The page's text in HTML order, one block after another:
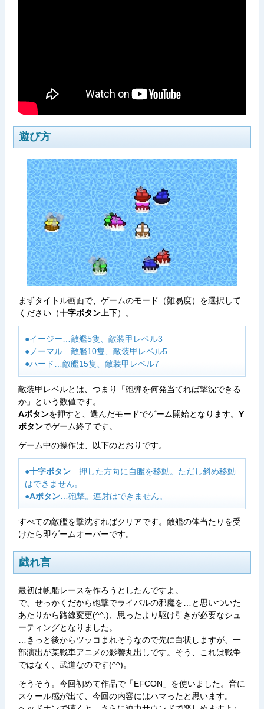
遊び方
まずタイトル画面で、ゲームのモード（難易度）を選択して
ください（十字ボタン上下）。
●イージー…敵艦5隻、敵装甲レベル3
●ノーマル…敵艦10隻、敵装甲レベル5
●ハード…敵艦15隻、敵装甲レベル7
敵装甲レベルとは、つまり「砲弾を何発当てれば撃沈できる
か」という数値です。
Aボタンを押すと、選んだモードでゲーム開始となります。 Y
ボタンでゲーム終了です。
ゲーム中の操作は、以下のとおりです。
●十字ボタン …押した方向に自艦を移動。ただし斜め移動
はできません。
●Aボタン …砲撃。連射はできません。
すべての敵艦を撃沈すればクリアです。敵艦の体当たりを受
けたら即ゲームオーバーです。
戯れ言
最初は帆船レースを作ろうとしたんですよ。
で、せっかくだから砲撃でライバルの邪魔を…と思いついた
あたりから路線変更(^^;)、思ったより駆け引きが必要なシュ
ーティングとなりました。
…きっと後からツッコまれそうなので先に白状しますが、一
部演出が某戦車アニメの影響丸出しです。そう、これは戦争
ではなく、武道なのです(^^)。
そうそう。今回初めて作品で「EFCON」を使いました。音に
スケール感が出て、今回の内容にはハマったと思います。